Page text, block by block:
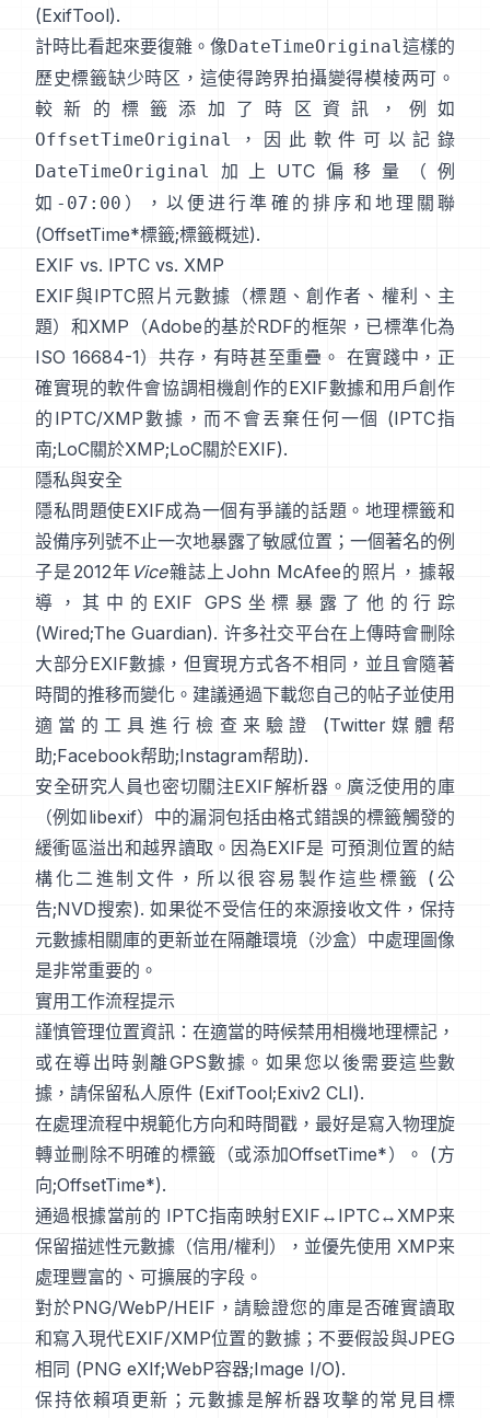
(ExifTool).
計時比看起來要復雜。像DateTimeOriginal這樣的
歷史標籤缺少時区，這使得跨界拍攝變得模棱两可。
較新的標籤添加了時区資訊，例如
OffsetTimeOriginal ，因此軟件可以記錄
DateTimeOriginal
加上UTC偏移量（例
如 -07:00 ），以便进行準確的排序和地理關聯
(OffsetTime*標籤;標籤概述).
EXIF vs. IPTC vs. XMP
EXIF與IPTC照片元數據 （標題、創作者、權利、主
題）和XMP （Adobe的基於RDF的框架，已標準化為
ISO 16684-1）共存，有時甚至重疊。 在實踐中，正
確實現的軟件會協調相機創作的EXIF數據和用戶創作
的IPTC/XMP數據，而不會丟棄任何一個 (IPTC指
南;LoC關於XMP;LoC關於EXIF).
隱私與安全
隱私問題使EXIF成為一個有爭議的話題。地理標籤和
設備序列號不止一次地暴露了敏感位置；一個著名的例
子是2012年 Vice雜誌上John McAfee的照片，據報
導，其中的EXIF GPS坐標暴露了他的行踪
(Wired;The Guardian). 许多社交平台在上傳時會刪除
大部分EXIF數據，但實現方式各不相同，並且會隨著
時間的推移而變化。建議通過下載您自己的帖子並使用
適當的工具進行檢查来驗證 (Twitter媒體帮
助;Facebook帮助;Instagram帮助).
安全研究人員也密切關注EXIF解析器。廣泛使用的庫
（例如libexif）中的漏洞包括由格式錯誤的標籤觸發的
緩衝區溢出和越界讀取。因為EXIF是 可預測位置的結
構化二進制文件，所以很容易製作這些標籤 ( 公
告;NVD搜索). 如果從不受信任的來源接收文件，保持
元數據相關庫的更新並在隔離環境（沙盒）中處理圖像
是非常重要的。
實用工作流程提示
謹慎管理位置資訊：在適當的時候禁用相機地理標記，
或在導出時剝離GPS數據。如果您以後需要這些數
據，請保留私人原件 (ExifTool;Exiv2 CLI).
在處理流程中規範化方向和時間戳，最好是寫入物理旋
轉並刪除不明確的標籤（或添加OffsetTime*）。 (方
向;OffsetTime*).
通過根據當前的 IPTC指南映射EXIF↔IPTC↔XMP来
保留描述性元數據（信用/權利），並優先使用 XMP来
處理豐富的、可擴展的字段。
對於PNG/WebP/HEIF，請驗證您的庫是否確實讀取
和寫入現代EXIF/XMP位置的數據；不要假設與JPEG
相同 (PNG eXIf;WebP容器;Image I/O).
保持依賴項更新；元數據是解析器攻擊的常見目標